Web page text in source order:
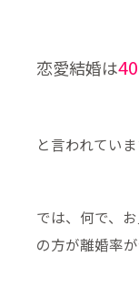
恋愛結婚は
と言われていま
では、何で、
の方が離婚率